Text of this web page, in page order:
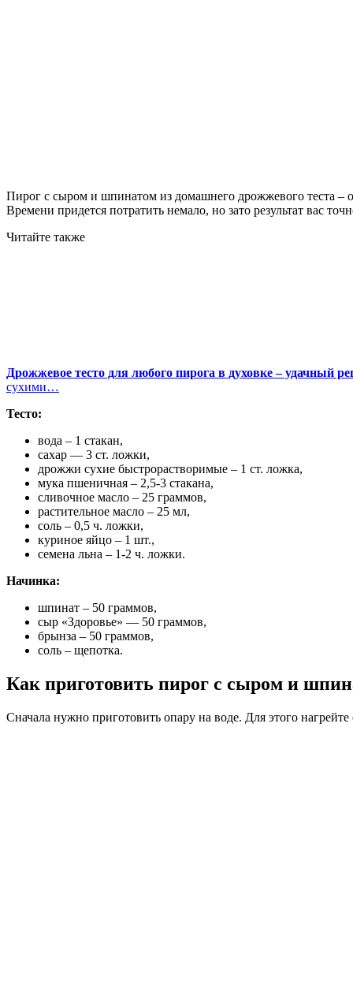
Пирог с сыром и шпинатом из домашнего дрожжевого теста –
Времени придется потратить немало, но зато результат вас
Читайте также
Дрожжевое тесто для любого пирога в духовке – удачный
сухими…
Тесто:
вода – 1 стакан,
сахар — 3 ст. ложки,
дрожжи сухие быстрорастворимые – 1 ст. ложка,
мука пшеничная – 2,5-3 стакана,
сливочное масло – 25 граммов,
растительное масло – 25 мл,
соль – 0,5 ч. ложки,
куриное яйцо – 1 шт.,
семена льна – 1-2 ч. ложки.
Начинка:
шпинат – 50 граммов,
сыр «Здоровье» — 50 граммов,
брынза – 50 граммов,
соль – щепотка.
Как приготовить пирог с сыром и
Сначала нужно приготовить опару на воде. Для этого